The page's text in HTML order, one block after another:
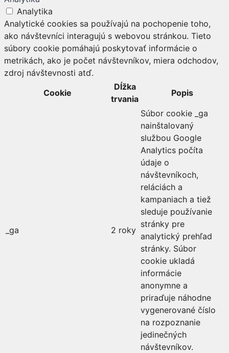
Analytika
Analytické cookies sa používajú na pochopenie toho,
ako návštevníci interagujú s webovou stránkou. Tieto
súbory cookie pomáhajú poskytovať informácie o
metrikách, ako je počet návštevníkov, miera odchodov,
zdroj návštevnosti atď.
Cookie
Dĺžka
trvania
Popis
_ga 2 roky
Súbor cookie _ga
nainštalovaný
službou Google
Analytics počíta
údaje o
návštevníkoch,
reláciách a
kampaniach a tiež
sleduje používanie
stránky pre
analytický prehľad
stránky. Súbor
cookie ukladá
informácie
anonymne a
priraďuje náhodne
vygenerované číslo
na rozpoznanie
jedinečných
návštevníkov.